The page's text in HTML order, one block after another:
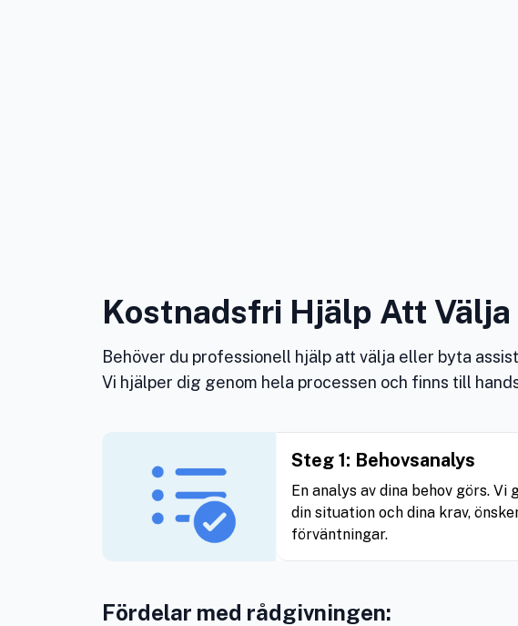
Kostnadsfri Hjälp Att
Behöver du professionell hjälp att välja eller byta
Vi hjälper dig genom hela processen och finns till
Steg 1: Behovsanalys
En analys av dina behov görs. Vi
din situation och dina krav,
förväntningar.
Fördelar med rådgivningen: